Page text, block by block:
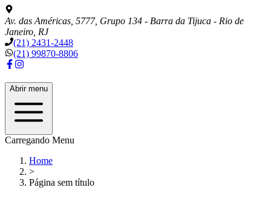
Av. das Américas, 5777, Grupo 134 - Barra da Tijuca - Rio de
Janeiro, RJ
(21) 2431-2448
(21) 99870-8806
Abrir menu
Carregando Menu
Home
>
Página sem título